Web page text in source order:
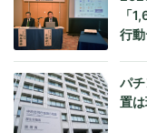
「
行
パ
置